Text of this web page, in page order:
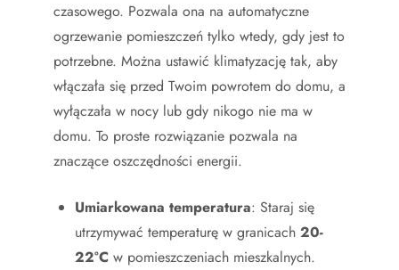
czasowego. Pozwala ona na automatyczne
ogrzewanie pomieszczeń tylko wtedy, gdy jest to
potrzebne. Można ustawić klimatyzację tak, aby
włączała się przed Twoim powrotem do domu, a
wyłączała w nocy lub gdy nikogo nie ma w
domu. To proste rozwiązanie pozwala na
znaczące oszczędności energii.
Umiarkowana temperatura: Staraj się
utrzymywać temperaturę w granicach 20-
22°C w pomieszczeniach mieszkalnych.